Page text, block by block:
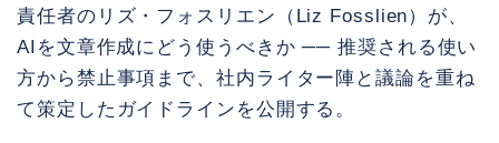
責任者のリズ・フォスリエン（Liz Fosslien）が、
AIを文章作成にどう使うべきか ── 推奨される使い
方から禁止事項まで、社内ライター陣と議論を重ね
て策定したガイドラインを公開する。